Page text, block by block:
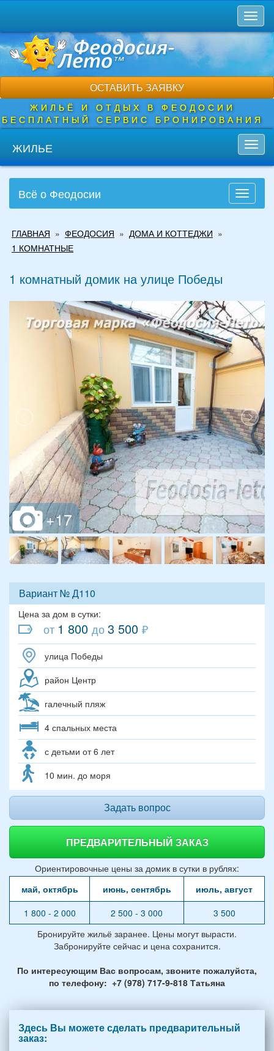
основному
содержанию
ОСТАВИТЬ ЗАЯВКУ
ЖИЛЬЁ И ОТДЫХ В ФЕОДОСИИ
БЕСПЛАТНЫЙ СЕРВИС БРОНИРОВАНИЯ
ЖИЛЬЕ
Toggle
Всё о Феодосии
здесь
ГЛАВНАЯ » ФЕОДОСИЯ » ДОМА И КОТТЕДЖИ »
1 КОМНАТНЫЕ
1 комнатный домик на улице Победы
Вариант № Д110
Цена за дом в сутки:
от 1 800 до3 500 ₽
улица Победы
район Центр
галечный пляж
4 спальных места
с детьми от 6 лет
10 мин. до моря
Задать вопрос
ПРЕДВАРИТЕЛЬНЫЙ ЗАКАЗ
Ориентировочные цены за домик в сутки в рублях:
май, октябрь
июнь, сентябрь
июль, август
1 800 - 2 000
2 500 - 3 000
3 500
Бронируйте жильё заранее. Цены могут вырасти.
Забронируйте сейчас и цена сохранится.
По интересующим Вас вопросам, звоните пожалуйста,
по телефону: +7 (978) 717-9-818 Татьяна
Здесь Вы можете сделать предварительный
заказ: